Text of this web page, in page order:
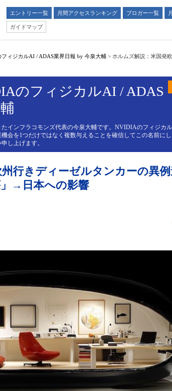
エントリー一覧 月間アクセスランキング ブロガー一覧
ガイドマップ
ィジカルAI / ADAS業界日報 by 今泉大輔 > ホルムズ解説：米国発
のフィジカルAI / ADAS
インフラコモンズ代表の今泉大輔です。NVIDIAのフィジカ
会を1つだけではなく複数与えることを確信してこの名前にし
し上げます。
行きディーゼルタンカーの異
→日本への影響